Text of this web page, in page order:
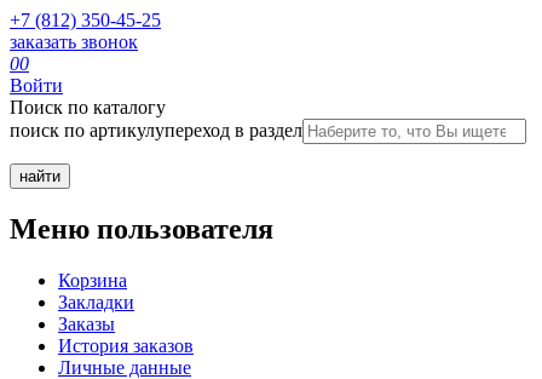
+7 (812) 350-45-25
заказать звонок
00
Войти
Поиск по каталогу
поиск по артикулупереход в раздел
Меню пользователя
Корзина
Закладки
Заказы
История заказов
Личные данные